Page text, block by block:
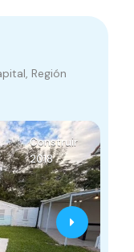
Región
Construir
2018